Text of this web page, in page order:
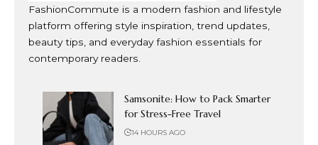
FashionCommute is a modern fashion and lifestyle
platform offering style inspiration, trend updates,
beauty tips, and everyday fashion essentials for
contemporary readers.
Samsonite: How to Pack Smarter
for Stress-Free Travel
14 HOURS AGO